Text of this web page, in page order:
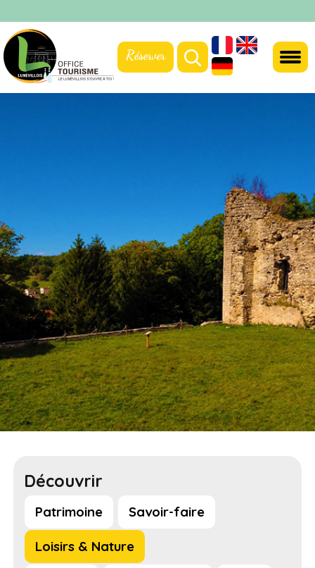
Réserver
Découvrir
Patrimoine Savoir-faire
Loisirs & Nature